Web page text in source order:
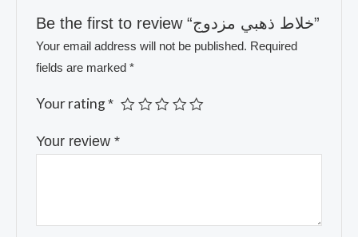
Be the first to review “خلاط ذهبي مزدوج”
Your email address will not be published. Required
fields are marked*
Your rating*
Your review*